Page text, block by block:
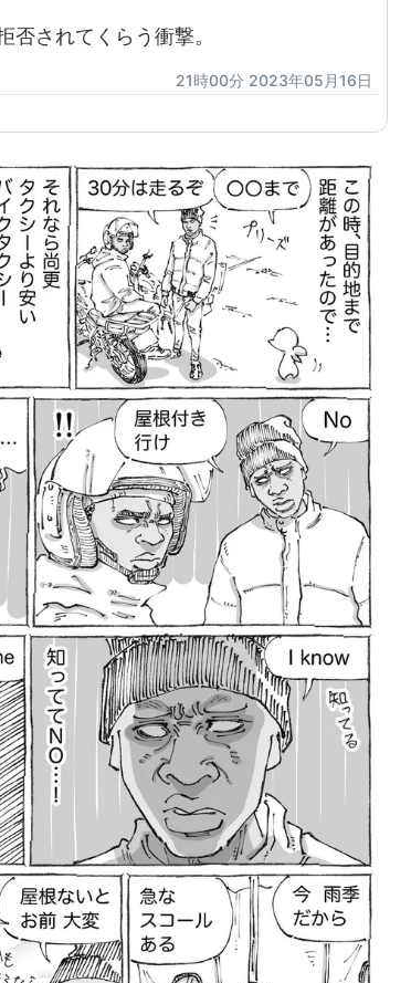
否されてくらう衝撃。
21時00分 2023年05月16日